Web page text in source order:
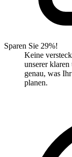
Sparen Sie 29%!
Keine
unserer klaren
genau, was
planen.